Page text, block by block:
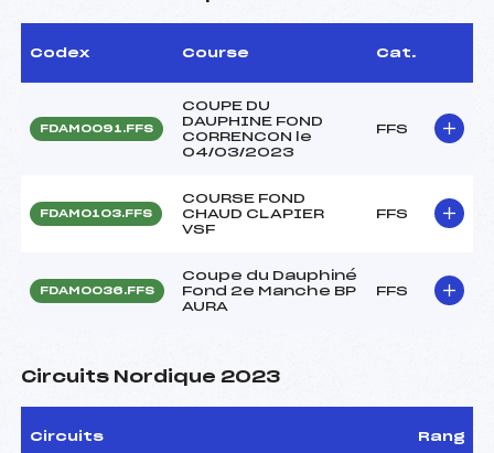
Codex Course Cat.
FDAM0091.FFS
COUPE DU
DAUPHINE FOND
CORRENCON le
04/03/2023
FFS
FDAM0103.FFS
COURSE FOND
CHAUD CLAPIER
VSF
FFS
FDAM0036.FFS
Coupe du Dauphiné
Fond 2e Manche BP
AURA
FFS
Circuits Nordique 2023
Circuits Rang